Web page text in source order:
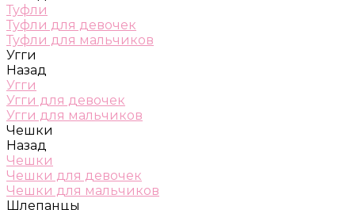
Туфли
Туфли для девочек
Туфли для мальчиков
Угги
Назад
Угги
Угги для девочек
Угги для мальчиков
Чешки
Назад
Чешки
Чешки для девочек
Чешки для мальчиков
Шлепанцы